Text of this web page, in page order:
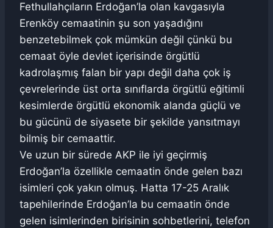
Fethullahçıların Erdoğan’la olan kavgasıyla
Erenköy cemaatinin şu son yaşadığını
benzetebilmek çok mümkün değil çünkü bu
cemaat öyle devlet içerisinde örgütlü
kadrolaşmış falan bir yapı değil daha çok iş
çevrelerinde üst orta sınıflarda örgütlü eğitimli
kesimlerde örgütlü ekonomik alanda güçlü ve
bu gücünü de siyasete bir şekilde yansıtmayı
bilmiş bir cemaattir.
Ve uzun bir sürede AKP ile iyi geçirmiş
Erdoğan’la özellikle cemaatin önde gelen bazı
isimleri çok yakın olmuş. Hatta 17-25 Aralık
tapehilerinde Erdoğan’la bu cemaatin önde
gelen isimlerinden birisinin sohbetlerini, telefon